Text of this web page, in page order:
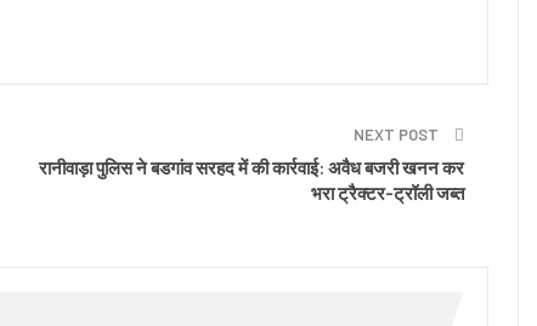
NEXT POST
रानीवाड़ा पुलिस ने बडगांव सरहद में की कार्रवाई: अवैध बजरी खनन कर
भरा ट्रैक्टर-ट्रॉली जब्त